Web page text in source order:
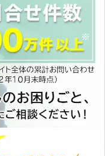
ので、安心して私どもに
。